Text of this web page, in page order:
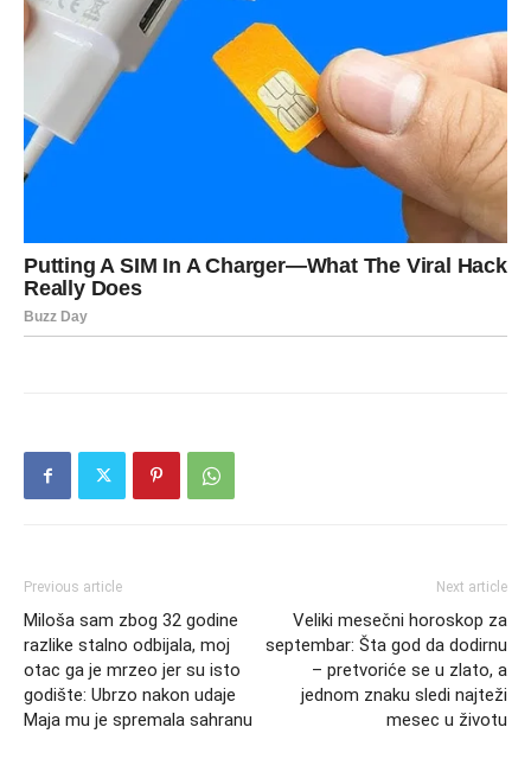
Previous article
Miloša sam zbog 32 godine
razlike stalno odbijala, moj
otac ga je mrzeo jer su isto
godište: Ubrzo nakon udaje
Maja mu je spremala sahranu
Next article
Veliki mesečni horoskop za
septembar: Šta god da dodirnu
– pretvoriće se u zlato, a
jednom znaku sledi najteži
mesec u životu